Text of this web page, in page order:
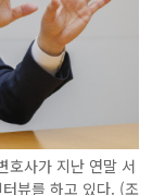
호사가 지난 연말 서
뷰를 하고 있다. (조